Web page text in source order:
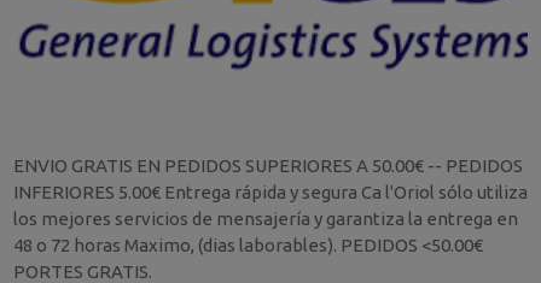
ENVIO GRATIS EN PEDIDOS SUPERIORES A 50.00€ -- PEDIDOS
INFERIORES 5.00€ Entrega rápida y segura Ca l'Oriol sólo utiliza
los mejores servicios de mensajería y garantiza la entrega en
48 o 72 horas Maximo, (dias laborables). PEDIDOS <50.00€
PORTES GRATIS.